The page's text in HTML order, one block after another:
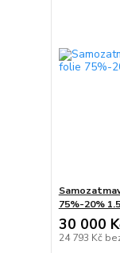
75%-20%
30 000
24 793 Kč